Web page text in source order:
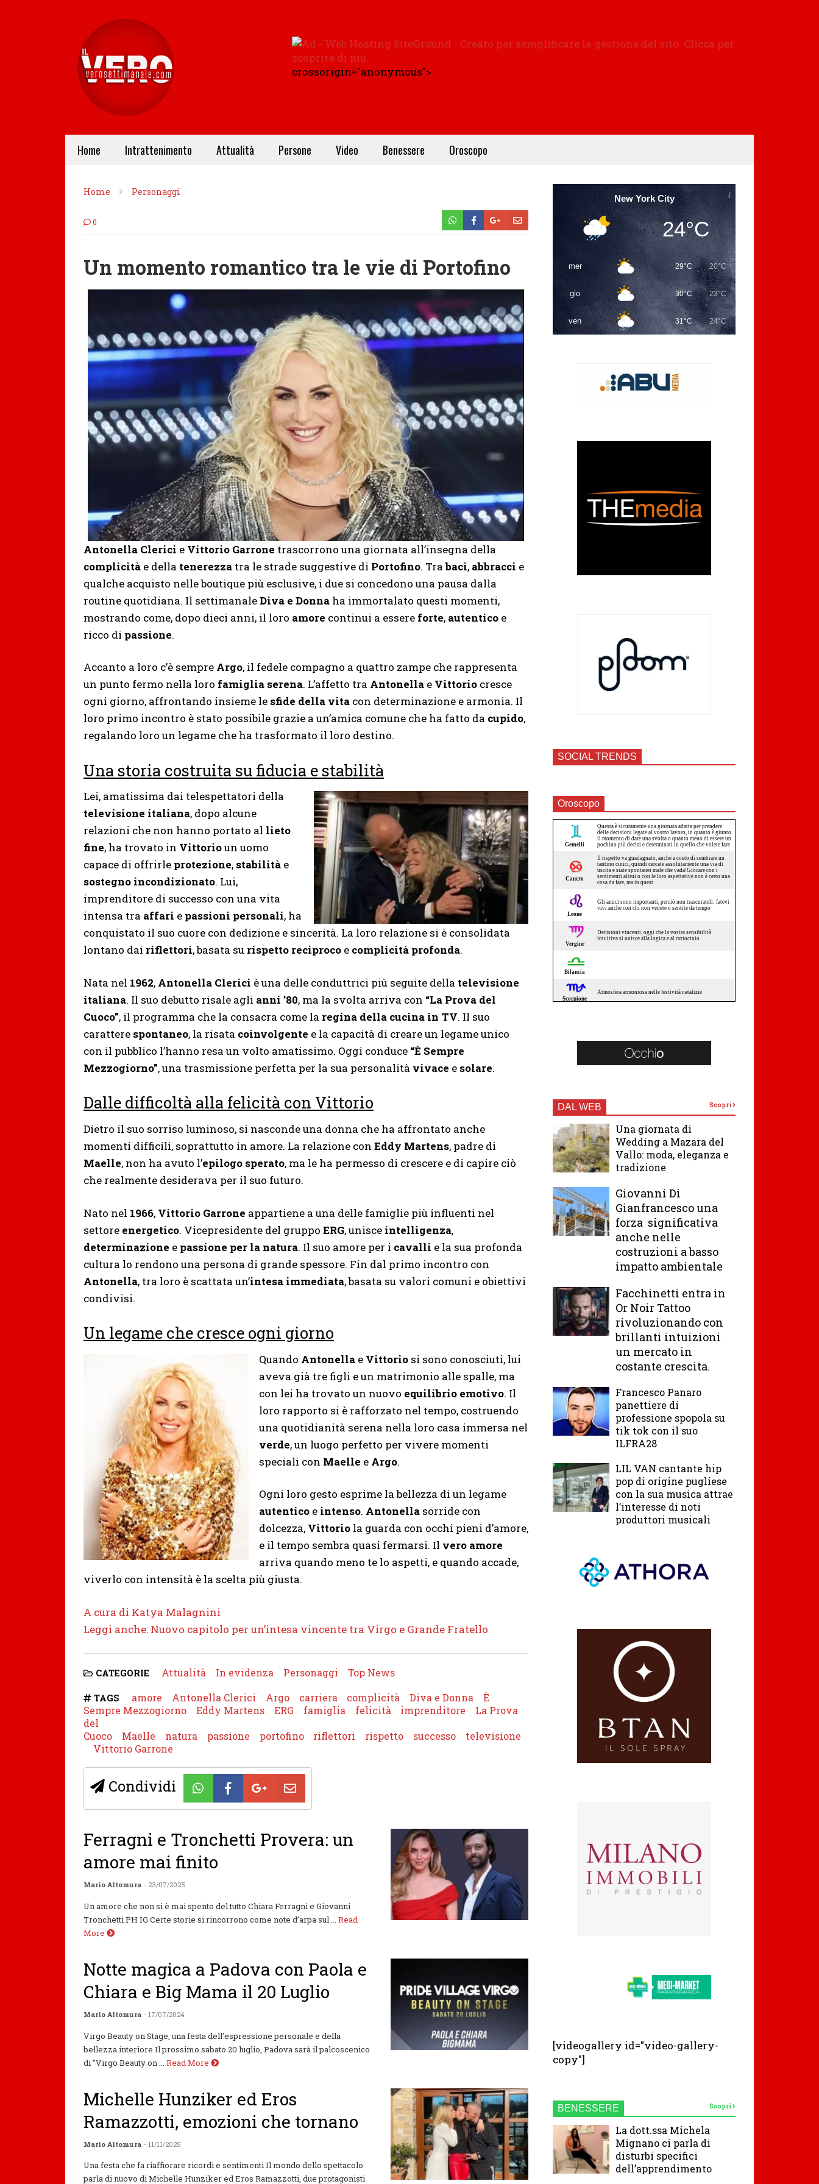
crossorigin="anonymous">
Home Intrattenimento Attualità Persone Video Benessere Oroscopo
Home Personaggi
0
Un momento romantico tra le vie di Portofino
Antonella Clerici e Vittorio Garrone trascorrono una giornata all’insegna della
complicità e della tenerezza tra le strade suggestive di Portofino. Trabaci, abbracci e
qualche acquisto nelle boutique più esclusive, i due si concedono una pausa dalla
routine quotidiana. Il settimanaleDiva e Donna ha immortalato questi momenti,
mostrando come, dopo dieci anni, il loro amore continui a essere forte, autentico e
ricco di passione.
Accanto a loro c’è sempre Argo, il fedele compagno a quattro zampe che rappresenta
un punto fermo nella loro famiglia serena. L’affetto tra Antonella e Vittorio cresce
ogni giorno, affrontando insieme le sfide della vita con determinazione e armonia. Il
loro primo incontro è stato possibile grazie a un’amica comune che ha fatto da cupido,
regalando loro un legame che ha trasformato il loro destino.
Una storia costruita su fiducia e stabilità
Lei, amatissima dai telespettatori della
televisione italiana, dopo alcune
relazioni che non hanno portato al lieto
fine, ha trovato in Vittorioun uomo
capace di offrirle protezione, stabilità e
sostegno incondizionato. Lui,
imprenditore di successo con una vita
intensa tra affari e passioni personali, ha
conquistato il suo cuore con dedizione e sincerità. La loro relazione si è consolidata
lontano dai riflettori, basata su rispetto reciproco e complicità profonda.
Nata nel 1962, Antonella Clerici è una delle conduttrici più seguite della televisione
italiana. Il suo debutto risale agli anni ’80, ma la svolta arriva con “La Prova del
Cuoco”, il programma che la consacra come la regina della cucina in TV. Il suo
carattere spontaneo, la risata coinvolgente e la capacità di creare un legame unico
con il pubblico l’hanno resa un volto amatissimo. Oggi conduce “È Sempre
Mezzogiorno”, una trasmissione perfetta per la sua personalità vivace e solare.
Dalle difficoltà alla felicità con Vittorio
Dietro il suo sorriso luminoso, si nasconde una donna che ha affrontato anche
momenti difficili, soprattutto in amore. La relazione con Eddy Martens, padre di
Maelle, non ha avuto l’epilogo sperato, ma le ha permesso di crescere e di capire ciò
che realmente desiderava per il suo futuro.
Nato nel 1966, Vittorio Garrone appartiene a una delle famiglie più influenti nel
settore energetico. Vicepresidente del gruppo ERG, unisce intelligenza,
determinazione e passione per la natura. Il suo amore per i cavalli e la sua profonda
cultura lo rendono una persona di grande spessore. Fin dal primo incontro con
Antonella, tra loro è scattata un’intesa immediata, basata su valori comuni e obiettivi
condivisi.
Un legame che cresce ogni giorno
Quando Antonella e Vittorio si sono conosciuti, lui
aveva già tre figli e un matrimonio alle spalle, ma
con lei ha trovato un nuovo equilibrio emotivo. Il
loro rapporto si è rafforzato nel tempo, costruendo
una quotidianità serena nella loro casa immersa nel
verde, un luogo perfetto per vivere momenti
speciali con Maelle e Argo.
Ogni loro gesto esprime la bellezza di un legame
autentico e intenso. Antonella sorride con
dolcezza, Vittorio la guarda con occhi pieni d’amore,
e il tempo sembra quasi fermarsi. Il vero amore
arriva quando meno te lo aspetti, e quando accade,
viverlo con intensità è la scelta più giusta.
A cura di Katya Malagnini
Leggi anche: Nuovo capitolo per un’intesa vincente tra Virgo e Grande Fratello
CATEGORIE Attualità In evidenza Personaggi Top News
TAGS amore Antonella Clerici Argo carriera complicità Diva e Donna
È
Sempre Mezzogiorno
Eddy Martens ERG famiglia felicità imprenditore
La Prova
del
Cuoco
Maelle natura passione portofino riflettori rispetto successo
televisione
Vittorio Garrone
Condividi
Ferragni e Tronchetti Provera: un
amore mai finito
Mario Altomura - 23/07/2025
Un amore che non si è mai spento del tutto Chiara Ferragni e Giovanni
Tronchetti PH IG Certe storie si rincorrono come note d’arpa sul ... Read
More
Notte magica a Padova con Paola e
Chiara e Big Mama il 20 Luglio
Mario Altomura - 17/07/2024
Virgo Beauty on Stage, una festa dell'espressione personale e della
bellezza interiore Il prossimo sabato 20 luglio, Padova sarà il palcoscenico
di "Virgo Beauty on ...
Read More
Michelle Hunziker ed Eros
Ramazzotti, emozioni che tornano
Mario Altomura - 11/11/2025
Una festa che fa riaffiorare ricordi e sentimenti Il mondo dello spettacolo
parla di nuovo di Michelle Hunziker ed Eros Ramazzotti, due protagonisti
New York City
24°C
mer 29°C 20°C
gio 30°C 23°C
ven 31°C 24°C
SOCIAL TRENDS
Oroscopo
DAL WEB Scopri
Una giornata di
Wedding a Mazara del
Vallo: moda, eleganza e
tradizione
Giovanni Di
Gianfrancesco una
forza significativa
anche nelle
costruzioni a basso
impatto ambientale
Facchinetti entra in
Or Noir Tattoo
rivoluzionando con
brillanti intuizioni
un mercato in
costante crescita.
Francesco Panaro
panettiere di
professione spopola su
tik tok con il suo
ILFRA28
LIL VAN cantante hip
pop di origine pugliese
con la sua musica attrae
l’interesse di noti
produttori musicali
[videogallery id="video-gallery-
copy"]
BENESSERE Scopri
La dott.ssa Michela
Mignano ci parla di
disturbi specifici
dell’apprendimento